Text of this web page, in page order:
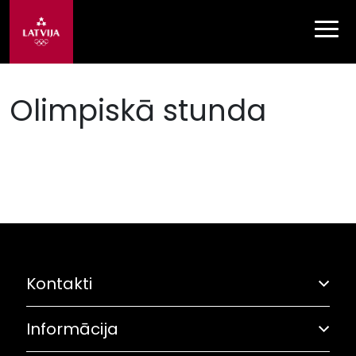
Olimpiskā stunda
Kontakti
Adrese: Grostonas iela 6B, Rīga
Informācija